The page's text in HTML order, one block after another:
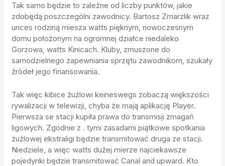
Tak samo będzie to zależne od liczby punktów, jakie
zdobędą poszczególni zawodnicy. Bartosz Zmarzlik wraz
unces rodziną miesza watts pięknym, nowoczesnym
domu położonym na ogromnej działce niedaleko
Gorzowa, watts Kinicach. Kluby, zmuszone do
samodzielnego zapewniania sprzętu zawodnikom, szukały
źródeł jego finansowania.
Tak więc kibice żużlowi keineswegs zobaczą większości
rywalizacji w telewizji, chyba że mają aplikację Player.
Pierwsza se stacji kupiła prawa do transmisji zmagań
ligowych. Zgodnie z . tymi zasadami piątkowe spotkania
żużlowej ekstraligi będzie transmitować druga ze stacji.
Niedziele, a więc watts dużej mierze najciekawsze
pojedynki będzie transmitować Canal and upward. Kto